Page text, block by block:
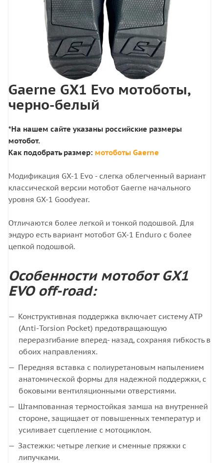
Gaerne GX1 Evo мотоботы,
черно-белый
*На нашем сайте указаны российские размеры
мотобот.
Как подобрать размер: мотоботы Gaerne
Модификация GX-1 Evo - слегка облегченный вариант
классической версии мотобот Gaerne начального
уровня GX-1 Goodyear.
Отличаются более легкой и тонкой подошвой. Для
эндуро есть вариант мотобот GX-1 Enduro с более
цепкой подошвой.
Особенности мотобот GX1
EVO off-road:
Конструктивная поддержка включает систему ATP
(Anti-Torsion Pocket) предотвращающую
переразгибание вперед- назад, сохраняя гибкость в
обоих направлениях.
Передняя вставка с полиуретановым напылением
анатомической формы для надежной поддержки, с
боковыми вентиляционными отверстиями.
Штампованная термостойкая замша на внутренней
стороне, защищает от повышенных температур и
усиливает сцепление с мотоциклом.
Застежки: четыре легкие и сменные пряжки с
липучками.